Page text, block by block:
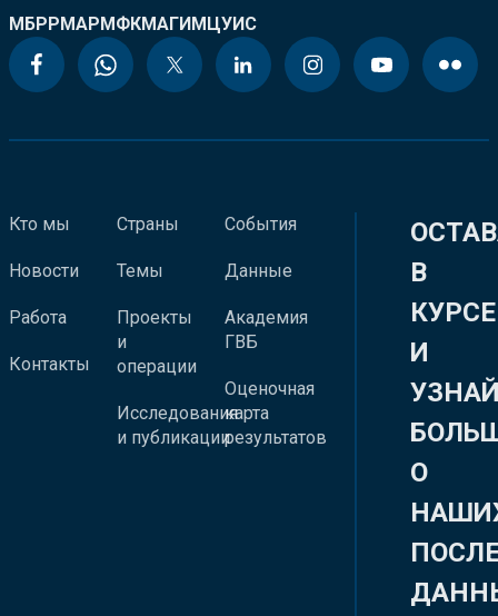
МБРРМАРМФКМАГИМЦУИС
Кто мы
Новости
Работа
Контакты
Страны
Темы
Проекты
и
операции
Исследования
и публикации
События
Данные
Академия
ГВБ
Оценочная
карта
результатов
В
КУРСЕ
И
О